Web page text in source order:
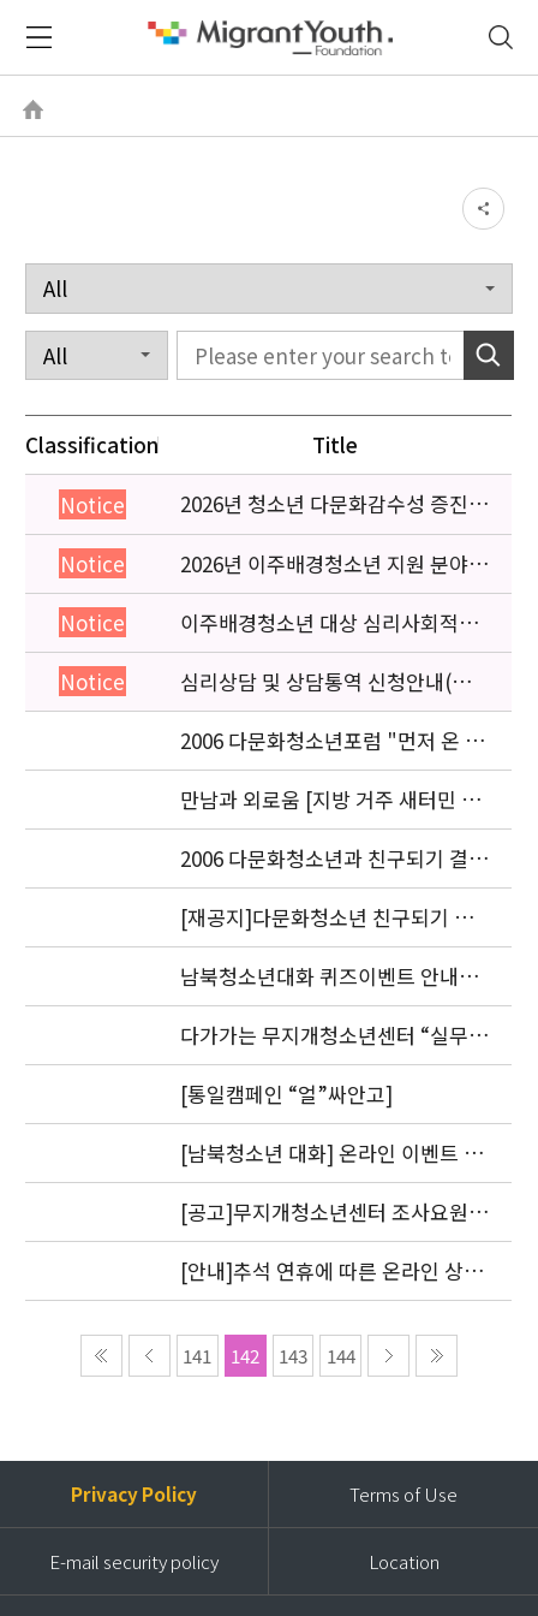
Classification Title
Notice
2026년 청소년 다문화감수성 증진
프로그램 「다가감」신청기관 안내
Notice
2026년 이주배경청소년 지원 분야
종사자 역량강화 교육 일정 안내
Notice
이주배경청소년 대상 심리사회적응
검사 연수동영상 개편 안내
Notice
심리상담 및 상담통역 신청안내(의뢰
서첨부)
2006 다문화청소년포럼 "먼저 온 미
래" 개최 안내
만남과 외로움 [지방 거주 새터민 청
소년의 적응과 과제] 세미나.
2006 다문화청소년과 친구되기 결과
발표 안내
[재공지]다문화청소년 친구되기 공
모전 결과발표 연기 안내
남북청소년대화 퀴즈이벤트 안내입
니다.
다가가는 무지개청소년센터 “실무자
워크숍” 안내 및 신청
[통일캠페인 “얼”싸안고]
[남북청소년 대화] 온라인 이벤트 1
차 도토리를 지급했습니다.
[공고]무지개청소년센터 조사요원
모집
[안내]추석 연휴에 따른 온라인 상담
답변 처리 방침
141 142 143 144
Privacy Policy Terms of Use
E-mail security policy Location